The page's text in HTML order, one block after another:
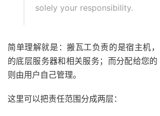
solely your responsibility.
简单理解就是：搬瓦工负责的是宿主机
的底层服务器和相关服务；而分配给您的
则由用户自己管理。
这里可以把责任范围分成两层：